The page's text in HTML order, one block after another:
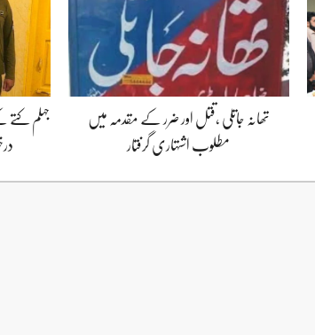
تھانہ جاتلی ،قتل اور ضرر کے مقدمہ میں
مطلوب اشتہاری گرفتار
جہلم کتے